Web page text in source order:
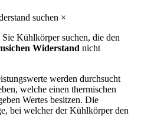
suchen ×
Kühlkörper suchen, die den
Widerstand nicht
werden durchsucht
welche einen thermischen
Wertes besitzen. Die
bei welcher der Kühlkörper den